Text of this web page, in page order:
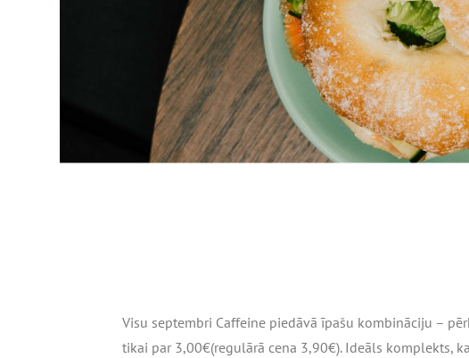
Visu septembri Caffeine piedāvā īpašu kombināciju –
tikai par 3,00€(regulārā cena 3,90€). Ideāls komplekts,